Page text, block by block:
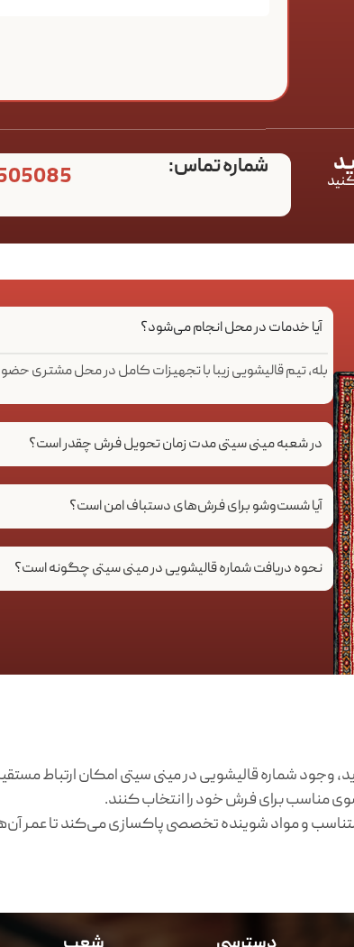
شماره تماس:
آیا خدمات در محل انجام می‌شود؟
بله، تیم قالیشویی زیبا با تجهیزات کامل در محل مشتری
در شعبه مینی سیتی مدت زمان تحویل فرش چقدر است؟
آیا شست‌وشو برای فرش‌های دستباف امن است؟
نحوه دریافت شماره قالیشویی در مینی سیتی چگونه است؟
وجود شماره قالیشویی در مینی سیتی امکان ارتباط
برای فرش خود را انتخاب کنند.
و مواد شوینده تخصصی پاکسازی می‌کند تا عمر